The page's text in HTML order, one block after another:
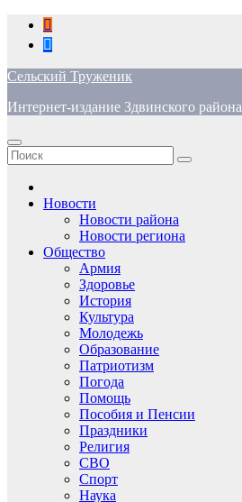
Перейти
содержимому
Сельский Труженик
Интернет-издание Здвинского района
Новости
Новости района
Новости региона
Общество
Армия
Здоровье
История
Культура
Молодежь
Образование
Патриотизм
Погода
Помощь
Пособия и Пенсии
Праздники
Религия
СВО
Спорт
Наука